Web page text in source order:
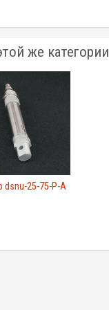
же категории
dsnu-25-75-P-A